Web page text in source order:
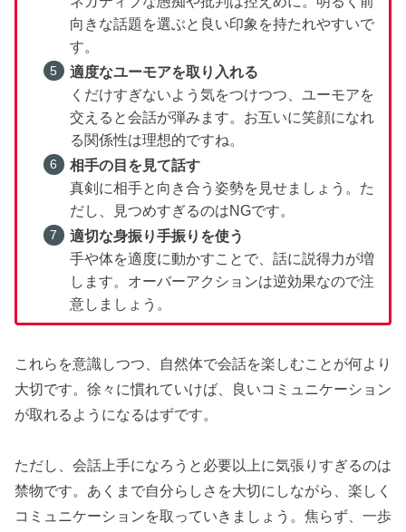
向きな話題を選ぶと良い印象を持たれやすいで
す。
適度なユーモアを取り入れる
くだけすぎないよう気をつけつつ、ユーモアを
交えると会話が弾みます。お互いに笑顔になれ
る関係性は理想的ですね。
相手の目を見て話す
真剣に相手と向き合う姿勢を見せましょう。た
だし、見つめすぎるのはNGです。
適切な身振り手振りを使う
手や体を適度に動かすことで、話に説得力が増
します。オーバーアクションは逆効果なので注
意しましょう。
これらを意識しつつ、自然体で会話を楽しむことが何より
大切です。徐々に慣れていけば、良いコミュニケーション
が取れるようになるはずです。
ただし、会話上手になろうと必要以上に気張りすぎるのは
禁物です。あくまで自分らしさを大切にしながら、楽しく
コミュニケーションを取っていきましょう。焦らず、一歩